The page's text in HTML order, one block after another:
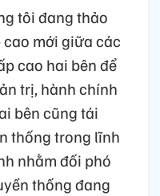
tôi đang thảo
mới giữa các
cao hai bên để
trị, hành chính
bên cũng tái
thống trong lĩnh
nhằm đối phó
thống đang